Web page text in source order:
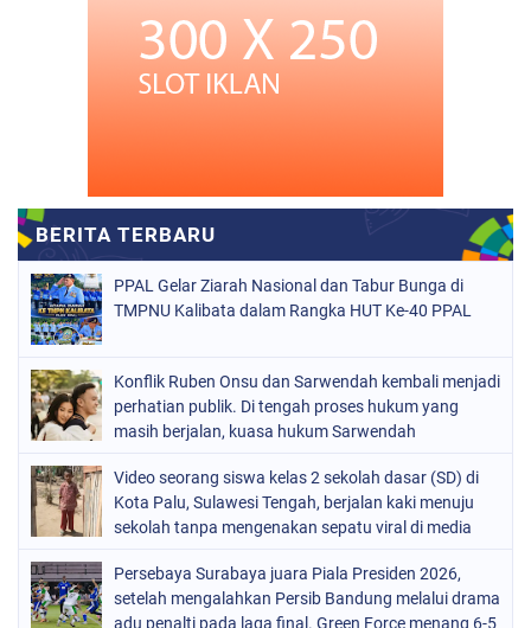
PPAL Gelar Ziarah Nasional dan Tabur Bunga di
TMPNU Kalibata dalam Rangka HUT Ke-40 PPAL
Konflik Ruben Onsu dan Sarwendah kembali menjadi
perhatian publik. Di tengah proses hukum yang
masih berjalan, kuasa hukum Sarwendah
Video seorang siswa kelas 2 sekolah dasar (SD) di
Kota Palu, Sulawesi Tengah, berjalan kaki menuju
sekolah tanpa mengenakan sepatu viral di media
Persebaya Surabaya juara Piala Presiden 2026,
setelah mengalahkan Persib Bandung melalui drama
adu penalti pada laga final. Green Force menang 6-5